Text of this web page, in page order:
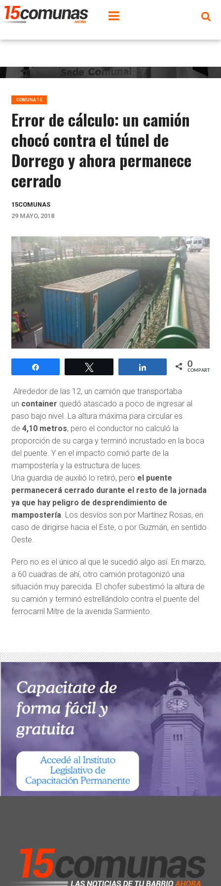
COMUNA 15
Error de cálculo: un camión
chocó contra el túnel de
Dorrego y ahora permanece
cerrado
15COMUNAS
29 MAYO, 2018
Compartir 0
COMPARTIR
Alrededor de las 12, un camión que transportaba
un container quedó atascado a poco de ingresar al
paso bajo nivel. La altura máxima para circular es
de 4,10 metros, pero el conductor no calculó la
proporción de su carga y terminó incrustado en la boca
del puente. Y en el impacto comió parte de la
mampostería y la estructura de luces.
Una guardia de auxilió lo retiró, pero el puente
permanecerá cerrado durante el resto de la jornada
ya que hay peligro de desprendimiento de
mampostería. Los desvíos son por Martínez Rosas, en
caso de dirigirse hacia el Este, o por Guzmán, en sentido
Oeste.
Pero no es el único al que le sucedió algo así. En marzo,
a 60 cuadras de ahí, otro camión protagonizó una
situación muy parecida. El chofer subestimó la altura de
su camión y terminó estrellándolo contra el puente del
ferrocarril Mitre de la avenida Sarmiento.